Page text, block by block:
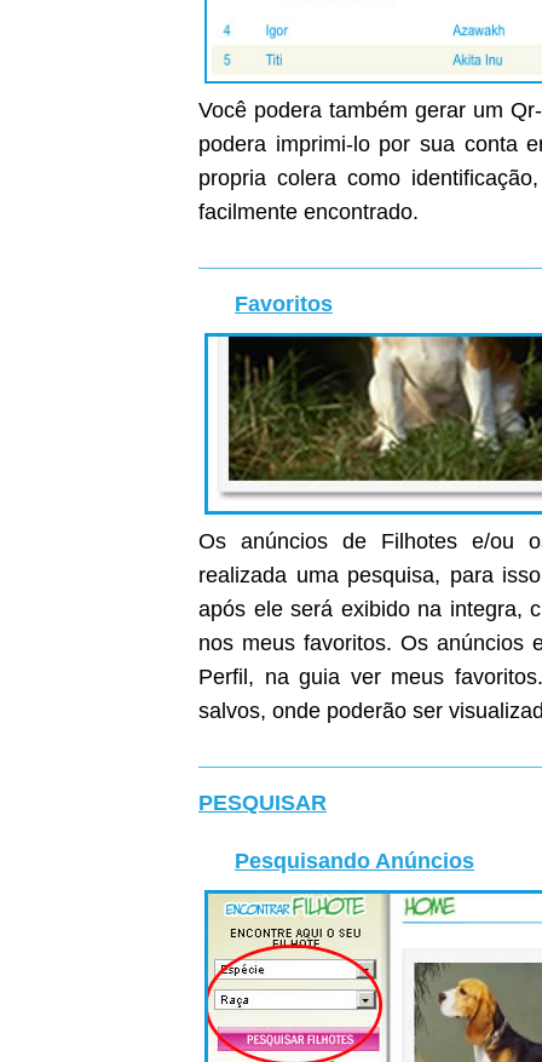
Você podera também gerar um
podera imprimi-lo por sua conta
propria colera como
facilmente encontrado.
Favoritos
Os anúncios de Filhotes e/ou
realizada uma pesquisa, para
após ele será exibido na integra,
nos meus favoritos. Os
Perfil, na guia ver meus
salvos, onde poderão ser
PESQUISAR
Pesquisando Anúncios